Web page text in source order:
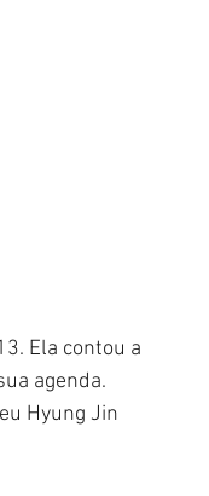
Ela contou a
agenda.
Hyung Jin